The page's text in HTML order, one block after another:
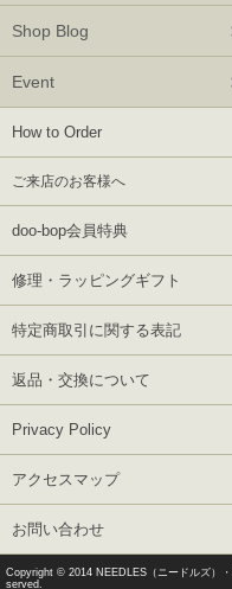
Shop Blog
Event
How to Order
ご来店のお客様へ
doo-bop会員特典
修理・ラッピングギフト
特定商取引に関する表記
返品・交換について
Privacy Policy
アクセスマップ
お問い合わせ
Copyright © 2014 NEEDLES（ニードルズ）
served.